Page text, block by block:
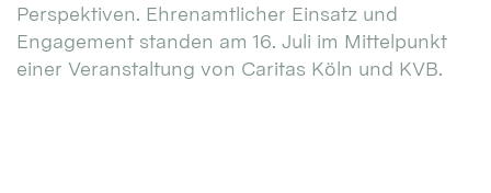
Perspektiven. Ehrenamtlicher Einsatz und
Engagement standen am 16. Juli im Mittelpunkt
einer Veranstaltung von Caritas Köln und KVB.